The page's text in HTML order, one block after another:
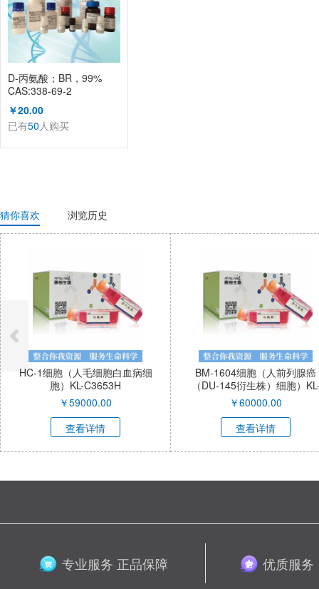
D-丙氨酸；BR，99%
CAS:338-69-2
（KL1002A）
￥20.00
已有50人购买
猜你喜欢 浏览历史
HC-1细胞（人毛细胞白血病细
胞）KL-C3653H
￥59000.00
查看详情
BM-1604细胞（人前列腺癌
（DU-145衍生株）细胞）
C3654H
￥60000.00
查看详情
专业服务 正品保障 优质服务